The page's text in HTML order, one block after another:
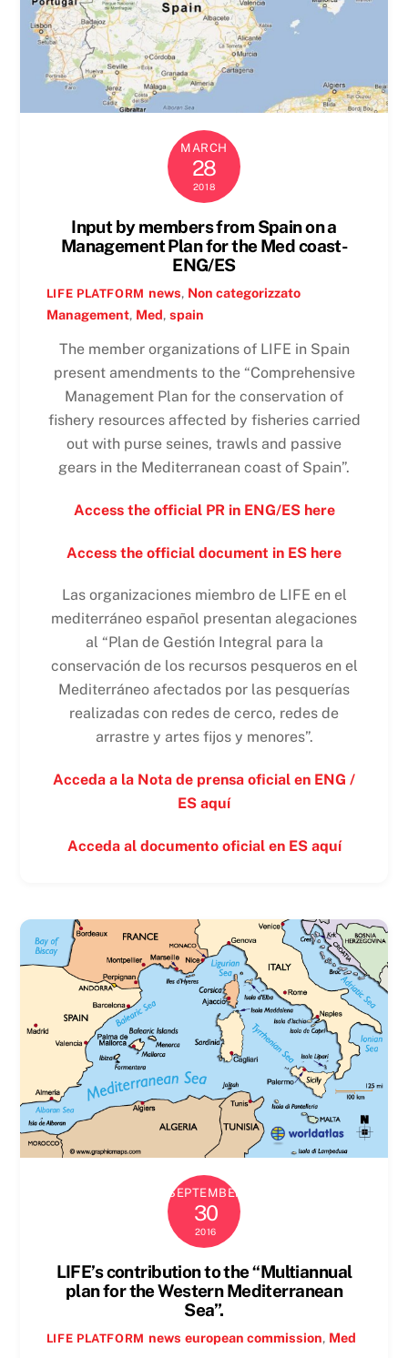
MARCH
28
2018
Input by members from Spain on a
Management Plan for the Med coast-
ENG/ES
LIFE PLATFORM news, Non categorizzato
Management, Med, spain
The member organizations of LIFE in Spain
present amendments to the “Comprehensive
Management Plan for the conservation of
fishery resources affected by fisheries carried
out with purse seines, trawls and passive
gears in the Mediterranean coast of Spain”.
Access the official PR in ENG/ES here
Access the official document in ES here
Las organizaciones miembro de LIFE en el
mediterráneo español presentan alegaciones
al “Plan de Gestión Integral para la
conservación de los recursos pesqueros en el
Mediterráneo afectados por las pesquerías
realizadas con redes de cerco, redes de
arrastre y artes fijos y menores”.
Acceda a la Nota de prensa oficial en ENG /
ES aquí
Acceda al documento oficial en ES aquí
SEPTEMBER
30
2016
LIFE’s contribution to the “Multiannual
plan for the Western Mediterranean
Sea”.
LIFE PLATFORM news european commission, Med